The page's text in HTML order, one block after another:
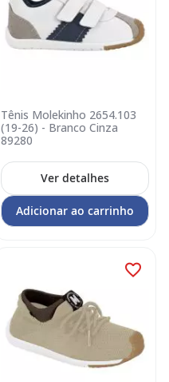
Tênis Molekinho 2654.103
(19-26) - Branco Cinza
89280
Ver detalhes
Adicionar ao carrinho